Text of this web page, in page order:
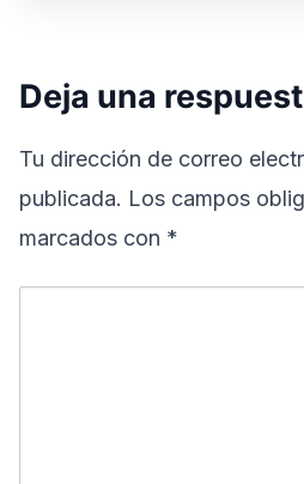
Deja una
Tu dirección de correo
publicada. Los campos
marcados con *